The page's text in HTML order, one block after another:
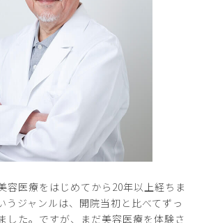
容医療をはじめてから20年以上経ちま
うジャンルは、開院当初と比べてずっ
した。ですが、まだ美容医療を体験さ